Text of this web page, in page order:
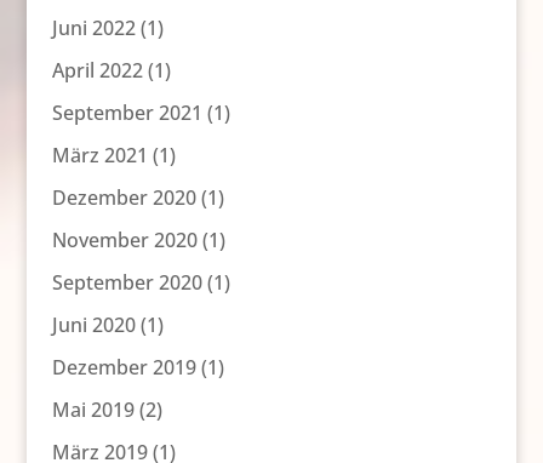
Juni 2022(1)
April 2022(1)
September 2021 (1)
März 2021 (1)
Dezember 2020(1)
November 2020(1)
September 2020(1)
Juni 2020(1)
Dezember 2019(1)
Mai 2019(2)
März 2019(1)